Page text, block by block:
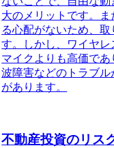
大のメリットです。ま
る心配がないため、
す。しかし、ワイヤ
マイクよりも高価で
波障害などのトラブ
があります。
不動産投資のリス